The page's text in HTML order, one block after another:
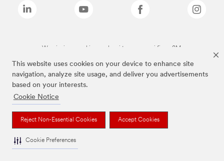
This website uses cookies on your device to enhance site
navigation, analyze site usage, and deliver you advertisements
based on your interests.
Cookie Notice
Reject Non-Essential Cookies Accept Cookies
Cookie Preferences
Wymienione marki są znakami towarowymi firmy 3M.